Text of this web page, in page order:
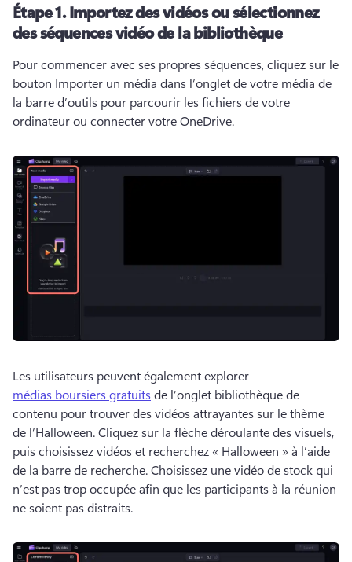
Étape 1.Importez des vidéos ou sélectionnez
des séquences vidéo de la bibliothèque
Pour commencer avec ses propres séquences, cliquez sur le
bouton Importer un média dans l’onglet de votre média de
la barre d’outils pour parcourir les fichiers de votre
ordinateur ou connecter votre OneDrive.
Les utilisateurs peuvent également explorer
médias boursiers gratuits de l’onglet bibliothèque de
contenu pour trouver des vidéos attrayantes sur le thème
de l’Halloween. Cliquez sur la flèche déroulante des visuels,
puis choisissez vidéos et recherchez « Halloween » à l’aide
de la barre de recherche. Choisissez une vidéo de stock qui
n’est pas trop occupée afin que les participants à la réunion
ne soient pas distraits.